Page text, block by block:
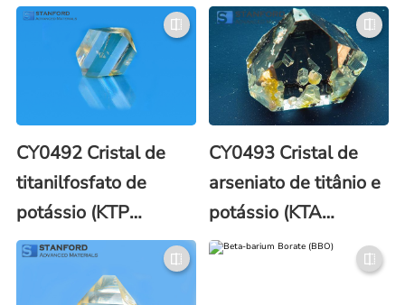
CY0492 Cristal de
titanilfosfato de
potássio (KTP
Crystal)
CY0493 Cristal de
arseniato de titânio e
potássio (KTA
Crystal)